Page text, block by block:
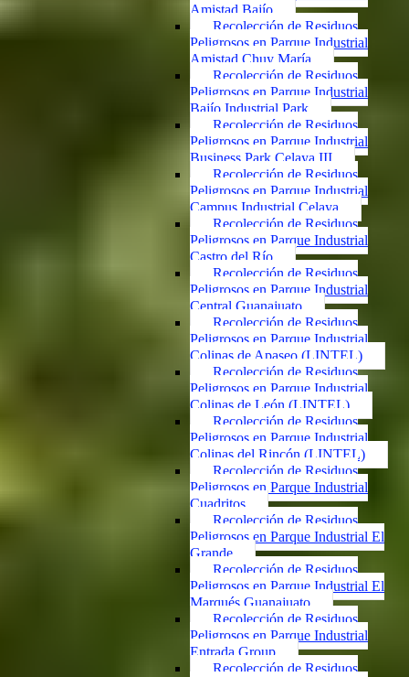
Amistad Bajío
Recolección de Residuos
Peligrosos en Parque Industrial
Amistad Chuy María
Recolección de Residuos
Peligrosos en Parque Industrial
Bajío Industrial Park
Recolección de Residuos
Peligrosos en Parque Industrial
Business Park Celaya III
Recolección de Residuos
Peligrosos en Parque Industrial
Campus Industrial Celaya
Recolección de Residuos
Peligrosos en Parque Industrial
Castro del Río
Recolección de Residuos
Peligrosos en Parque Industrial
Central Guanajuato
Recolección de Residuos
Peligrosos en Parque Industrial
Colinas de Apaseo (LINTEL)
Recolección de Residuos
Peligrosos en Parque Industrial
Colinas de León (LINTEL)
Recolección de Residuos
Peligrosos en Parque Industrial
Colinas del Rincón (LINTEL)
Recolección de Residuos
Peligrosos en Parque Industrial
Cuadritos
Recolección de Residuos
Peligrosos en Parque Industrial El
Grande
Recolección de Residuos
Peligrosos en Parque Industrial El
Marqués Guanajuato
Recolección de Residuos
Peligrosos en Parque Industrial
Entrada Group
Recolección de Residuos